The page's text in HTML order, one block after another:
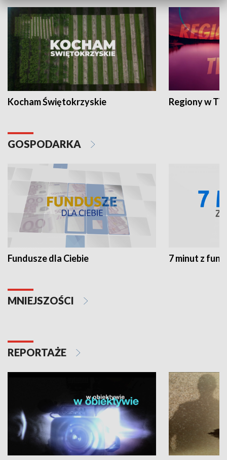
Kocham Świętokrzyskie Regiony w
GOSPODARKA
Fundusze dla Ciebie 7 minut z
MNIEJSZOŚCI
REPORTAŻE